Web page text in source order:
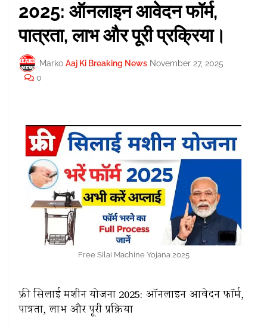
2025: ऑनलाइन आवेदन फॉर्म,
पात्रता, लाभ और पूरी प्रक्रिया।
Marko Aaj Ki Breaking News November 27, 2025
0
Free Silai Machine Yojana 2025
फ्री सिलाई मशीन योजना 2025: ऑनलाइन आवेदन फॉर्म,
पात्रता, लाभ और पूरी प्रक्रिया